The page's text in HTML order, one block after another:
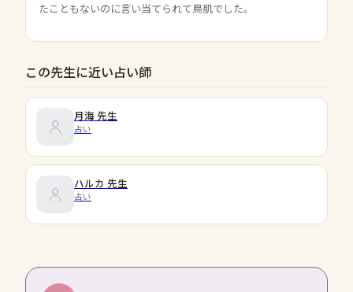
たこともないのに言い当てられて鳥肌でした。
この先生に近い占い師
月海 先生
占い
ハルカ 先生
占い